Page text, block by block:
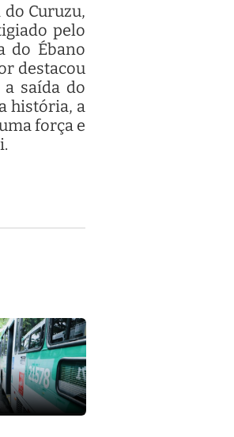
Curuzu,
pelo
do Ébano
destacou
saída do
história, a
força e